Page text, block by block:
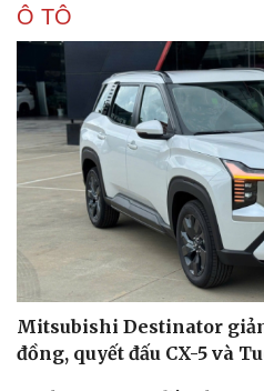
Ô TÔ
Mitsubishi Destinator
đồng, quyết đấu CX-5 và